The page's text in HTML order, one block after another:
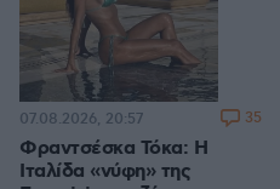
Φραντσέσκα Τόκα: Η
Ιταλίδα «νύφη» της
07.08.2026, 20:57 35